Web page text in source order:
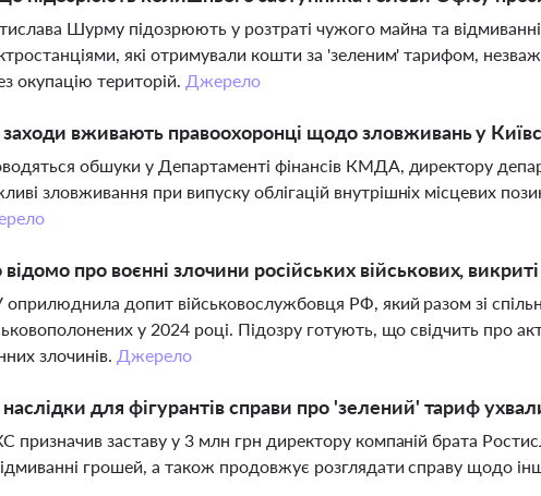
Шурму підозрюють у розтраті чужого майна та
які отримували кошти за 'зеленим' тарифом,
окупацію територій. Джерело
заходи вживають правоохоронці щодо зловживань у
обшуки у Департаменті фінансів КМДА, директору
зловживання при випуску облігацій внутрішніх місцевих
про воєнні злочини російських військових,
допит військовослужбовця РФ, який разом зі
у 2024 році. Підозру готують, що свідчить про
злочинів. Джерело
наслідки для фігурантів справи про 'зелений' тариф
призначив заставу у 3 млн грн директору компаній брата
грошей, а також продовжує розглядати справу щодо